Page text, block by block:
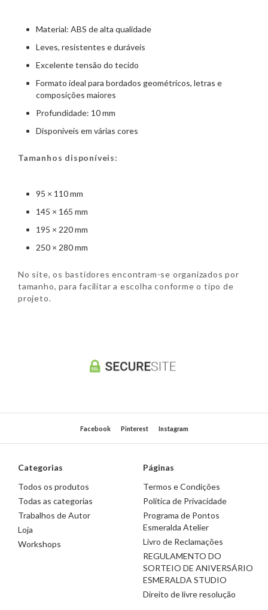
Material: ABS de alta qualidade
Leves, resistentes e duráveis
Excelente tensão do tecido
Formato ideal para bordados geométricos, letras e
composições maiores
Profundidade: 10 mm
Disponíveis em várias cores
Tamanhos disponíveis:
95 × 110 mm
145 × 165 mm
195 × 220 mm
250 × 280 mm
No site, os bastidores encontram-se organizados por
tamanho, para facilitar a escolha conforme o tipo de
projeto.
Facebook Pinterest Instagram
Categorias
Todos os produtos
Todas as categorias
Trabalhos de Autor
Loja
Workshops
Páginas
Termos e Condições
Política de Privacidade
Programa de Pontos
Esmeralda Atelier
Livro de Reclamações
REGULAMENTO DO
SORTEIO DE ANIVERSÁRIO
ESMERALDA STUDIO
Direito de livre resolução